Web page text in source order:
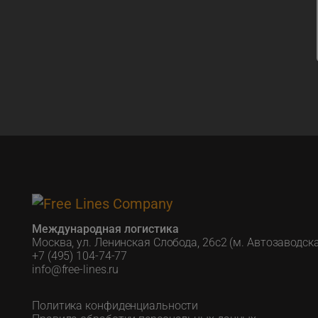
Международная логистика
Москва, ул. Ленинская Слобода, 26с2 (м.
+7 (495) 104-74-77
info@free-lines.ru
Политика конфиденциальности